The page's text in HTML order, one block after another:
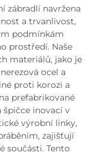
zábradlí navržena
a trvanlivost,
podmínkám
prostředí. Naše
materiálů, jako je
ocel a
proti korozi a
prefabrikované
špičce inovací v
výrobní linky,
zajišťují
součásti. Tento